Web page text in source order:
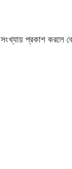
সংখ্যায় প্রকাশ করলে